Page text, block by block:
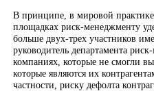
В принципе, в мировой
площадках риск-менеджменту
больше двух-трех участников
руководитель департамента
компаниях, которые не смогли
которые являются их
частности, риску дефолта